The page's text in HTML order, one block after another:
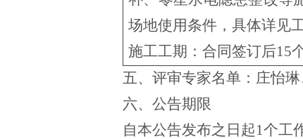
场地使用条件 ，具体详见
施工工期：合同签订后15
五、评审专家名单： 庄怡
六、公告期限
自本公告发布之日起1个工